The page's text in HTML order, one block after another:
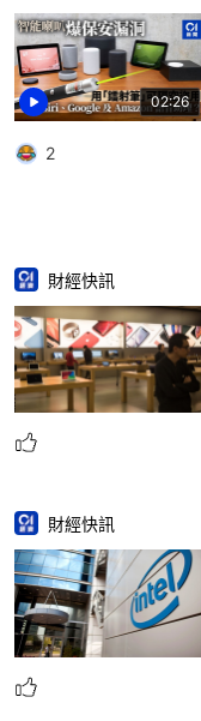
02:26
2
財經快訊
財經快訊